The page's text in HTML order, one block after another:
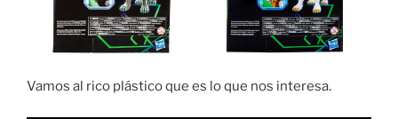
Vamos al rico plástico que es lo que nos interesa.